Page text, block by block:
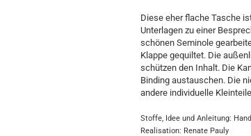
Diese eher flache Tasche
Unterlagen zu einer
schönen Seminole
Klappe gequiltet. Die
schützen den Inhalt. Die
Binding austauschen. Die
andere individuelle
Stoffe, Idee und Anleitung:
Realisation: Renate Pauly